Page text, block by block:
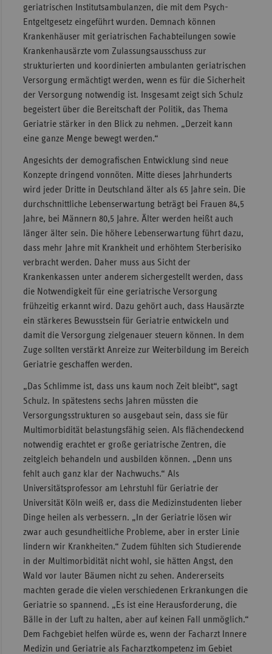
geriatrischen Institutsambulanzen, die mit dem Psych-
Entgeltgesetz eingeführt wurden. Demnach können
Krankenhäuser mit geriatrischen Fachabteilungen sowie
Krankenhausärzte vom Zulassungsausschuss zur
strukturierten und koordinierten ambulanten geriatrischen
Versorgung ermächtigt werden, wenn es für die Sicherheit
der Versorgung notwendig ist. Insgesamt zeigt sich Schulz
begeistert über die Bereitschaft der Politik, das Thema
Geriatrie stärker in den Blick zu nehmen. „Derzeit kann
eine ganze Menge bewegt werden.“
Angesichts der demografischen Entwicklung sind neue
Konzepte dringend vonnöten. Mitte dieses Jahrhunderts
wird jeder Dritte in Deutschland älter als 65 Jahre sein. Die
durchschnittliche Lebenserwartung beträgt bei Frauen 84,5
Jahre, bei Männern 80,5 Jahre. Älter werden heißt auch
länger älter sein. Die höhere Lebenserwartung führt dazu,
dass mehr Jahre mit Krankheit und erhöhtem Sterberisiko
verbracht werden. Daher muss aus Sicht der
Krankenkassen unter anderem sichergestellt werden, dass
die Notwendigkeit für eine geriatrische Versorgung
frühzeitig erkannt wird. Dazu gehört auch, dass Hausärzte
ein stärkeres Bewusstsein für Geriatrie entwickeln und
damit die Versorgung zielgenauer steuern können. In dem
Zuge sollten verstärkt Anreize zur Weiterbildung im Bereich
Geriatrie geschaffen werden.
„Das Schlimme ist, dass uns kaum noch Zeit bleibt“, sagt
Schulz. In spätestens sechs Jahren müssten die
Versorgungsstrukturen so ausgebaut sein, dass sie für
Multimorbidität belastungsfähig seien. Als flächendeckend
notwendig erachtet er große geriatrische Zentren, die
zeitgleich behandeln und ausbilden können. „Denn uns
fehlt auch ganz klar der Nachwuchs.“ Als
Universitätsprofessor am Lehrstuhl für Geriatrie der
Universität Köln weiß er, dass die Medizinstudenten lieber
Dinge heilen als verbessern. „In der Geriatrie lösen wir
zwar auch gesundheitliche Probleme, aber in erster Linie
lindern wir Krankheiten.“ Zudem fühlten sich Studierende
in der Multimorbidität nicht wohl, sie hätten Angst, den
Wald vor lauter Bäumen nicht zu sehen. Andererseits
machten gerade die vielen verschiedenen Erkrankungen die
Geriatrie so spannend. „Es ist eine Herausforderung, die
Bälle in der Luft zu halten, aber auf keinen Fall unmöglich.“
Dem Fachgebiet helfen würde es, wenn der Facharzt Innere
Medizin und Geriatrie als Facharztkompetenz im Gebiet